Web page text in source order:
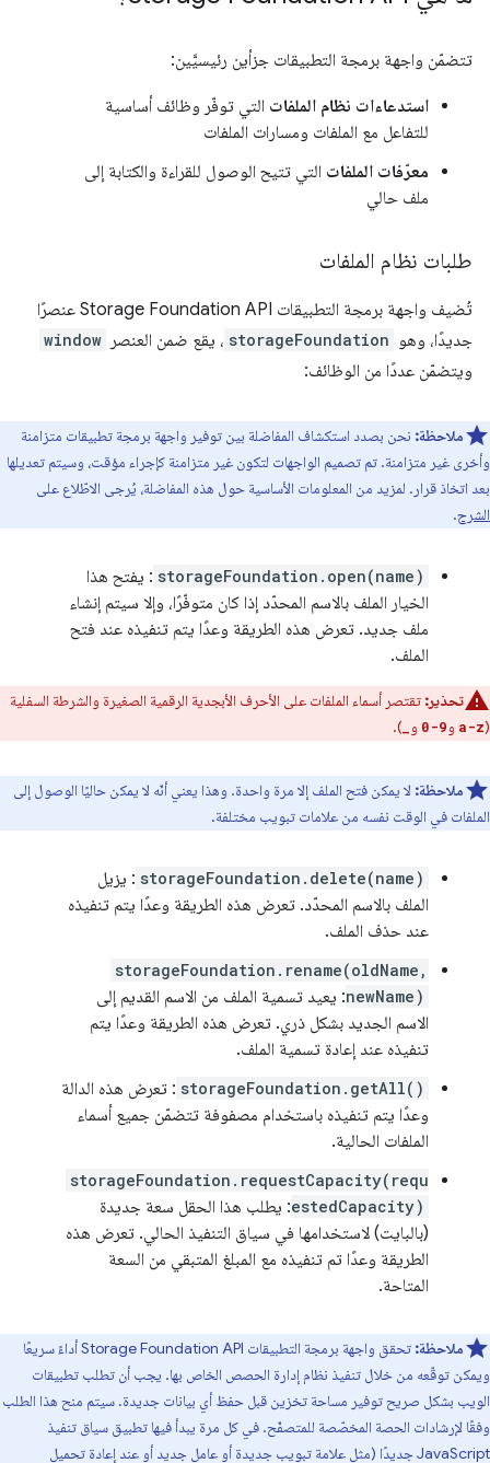
تتضمّن واجهة برمجة التطبيقات جزأين رئيسيَّين:
استدعاءات نظام الملفات التي توفّر وظائف أساسية
للتفاعل مع الملفات ومسارات الملفات
معرّفات الملفات التي تتيح الوصول للقراءة والكتابة إلى
ملف حالي
طلبات نظام الملفات
تُضيف واجهة برمجة التطبيقات Storage Foundation API عنصرًا
جديدًا، وهو storageFoundation ، يقع ضمن العنصر window
ويتضمّن عددًا من الوظائف:
ملاحظة: نحن بصدد استكشاف المفاضلة بين توفير واجهة برمجة تطبيقات متزامنة
وأخرى غير متزامنة. تم تصميم الواجهات لتكون غير متزامنة كإجراء مؤقت، وسيتم تعديلها
بعد اتخاذ قرار. لمزيد من المعلومات الأساسية حول هذه المفاضلة، يُرجى الاطّلاع على
الشرح.
storageFoundation.open(name) : يفتح هذا
الخيار الملف بالاسم المحدّد إذا كان متوفّرًا، وإلا سيتم إنشاء
ملف جديد. تعرض هذه الطريقة وعدًا يتم تنفيذه عند فتح
الملف.
تحذير: تقتصر أسماء الملفات على الأحرف الأبجدية الرقمية الصغيرة والشرطة السفلية
(
a-z و0-9 و ).
ملاحظة: لا يمكن فتح الملف إلا مرة واحدة. وهذا يعني أنّه لا يمكن حاليًا الوصول إلى
الملفات في الوقت نفسه من علامات تبويب مختلفة.
storageFoundation.delete(name) : يزيل
الملف بالاسم المحدّد. تعرض هذه الطريقة وعدًا يتم تنفيذه
عند حذف الملف.
storageFoundation.rename(oldName,
newName): يعيد تسمية الملف من الاسم القديم إلى
الاسم الجديد بشكل ذري. تعرض هذه الطريقة وعدًا يتم
تنفيذه عند إعادة تسمية الملف.
storageFoundation.getAll() : تعرض هذه الدالة
وعدًا يتم تنفيذه باستخدام مصفوفة تتضمّن جميع أسماء
الملفات الحالية.
storageFoundation.requestCapacity(requ
estedCapacity): يطلب هذا الحقل سعة جديدة
(بالبايت) لاستخدامها في سياق التنفيذ الحالي. تعرض هذه
الطريقة وعدًا تم تنفيذه مع المبلغ المتبقي من السعة
المتاحة.
ملاحظة:
تحقق واجهة برمجة التطبيقات Storage Foundation API أداءً سريعًا
ويمكن توقّعه من خلال تنفيذ نظام إدارة الحصص الخاص بها. يجب أن تطلب تطبيقات
الويب بشكل صريح توفير مساحة تخزين قبل حفظ أي بيانات جديدة. سيتم منح هذا الطلب
وفقًا لإرشادات الحصة المخصّصة للمتصفّح. في كل مرة يبدأ فيها تطبيق سياق تنفيذ
JavaScript جديدًا (مثل علامة تبويب جديدة أو عامل جديد أو عند إعادة تحميل